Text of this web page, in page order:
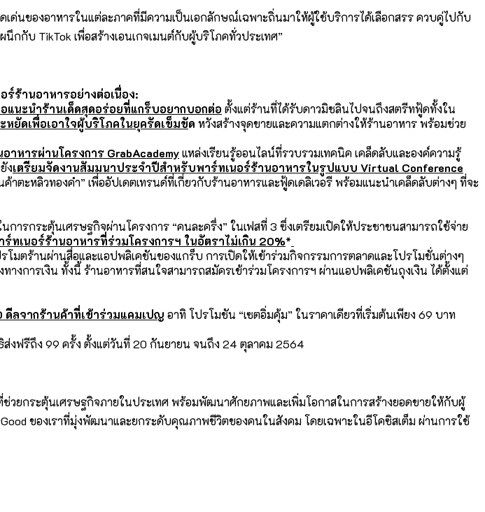
ด่นของอาหารในแต่ละภาคที่มีความเป็นเอกลักษณ์เฉพาะถิ่นมาให้ผู้ใช้บริการได้เลือกสรร ควบคู่ไปกับ
กับ TikTok เพื่อสร้างเอนเกจเมนต์กับผู้บริโภคทั่วประเทศ”
ร้านอาหารอย่างต่อเนื่อง:
แนะนำร้านเด็ดสุดอร่อยที่แกร็บอยากบอกต่อ ตั้งแต่ร้านที่ได้รับดาวมิชลินไปจนถึงสตรีทฟู้ดทั้งใน
ยัดเพื่อเอาใจผู้บริโภคในยุครัดเข็มขัด หวังสร้างจุดขายและความแตกต่างให้ร้านอาหาร พร้อมช่วย
าหารผ่านโครงการ GrabAcademyแหล่งเรียนรู้ออนไลน์ที่รวบรวมเทคนิค เคล็ดลับและองค์ความรู้
งเตรียมจัดงานสัมมนาประจำปีสำหรับพาร์ทเนอร์ร้านอาหารในรูปแบบ Virtual Conference
ตะหลิวทองคำ” เพื่ออัปเดตเทรนด์ที่เกี่ยวกับร้านอาหารและฟู้ดเดลิเวอรี พร้อมแนะนำเคล็ดลับต่างๆ ที่จะ
รกระตุ้นเศรษฐกิจผ่านโครงการ “คนละครึ่ง” ในเฟสที่ 3 ซึ่งเตรียมเปิดให้ประชาชนสามารถใช้จ่าย
เนอร์ร้านอาหารที่ร่วมโครงการฯ ในอัตราไม่เกิน 20%*
โมตร้านผ่านสื่อและแอปพลิเคชันของแกร็บ การเปิดให้เข้าร่วมกิจกรรมการตลาดและโปรโมชั่นต่างๆ
งการเงิน ทั้งนี้ ร้านอาหารที่สนใจสามารถสมัครเข้าร่วมโครงการฯ ผ่านแอปพลิเคชันถุงเงิน ได้ตั้งแต่
ลจากร้านค้าที่เข้าร่วมแคมเปญ อาทิ โปรโมชัน “เซตอิ่มคุ้ม” ในราคาเดียวที่เริ่มต้นเพียง 69 บาท
งฟรีถึง 99 ครั้ง ตั้งแต่วันที่ 20 กันยายน จนถึง 24 ตุลาคม 2564
วยกระตุ้นเศรษฐกิจภายในประเทศ พร้อมพัฒนาศักยภาพและเพิ่มโอกาสในการสร้างยอดขายให้กับผู้
ของเราที่มุ่งพัฒนาและยกระดับคุณภาพชีวิตของคนในสังคม โดยเฉพาะในอีโคซิสเต็ม ผ่านการใช้